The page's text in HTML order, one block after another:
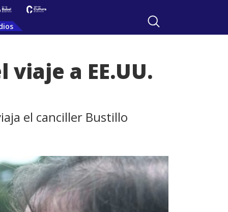
a EE.UU.
el canciller Bustillo